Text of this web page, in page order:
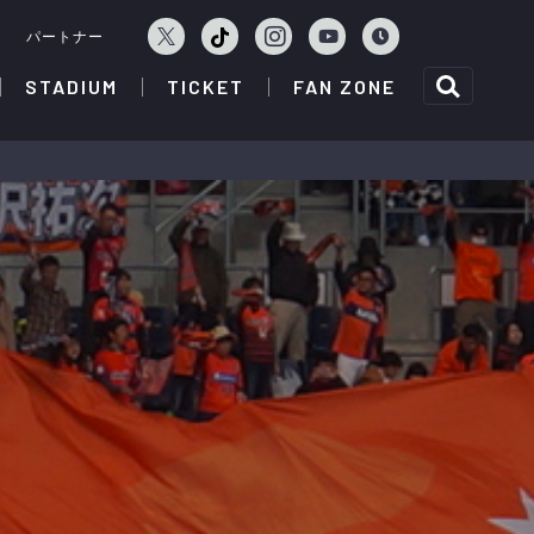
パートナー
STADIUM TICKET FAN ZONE